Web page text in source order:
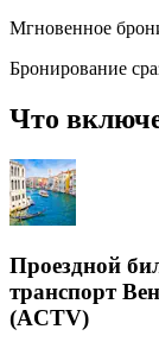
Мгновенное
Бронирование
Что
Проездной
транспорт
(ACTV)